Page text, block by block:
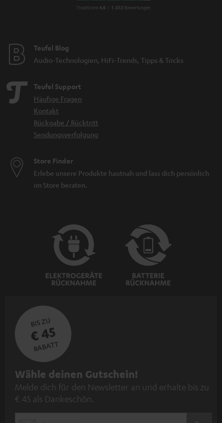
Teufel Blog
Audio-Technologien, HiFi-Trends, Tipps & Tricks
Teufel Support
Häufige Fragen
Kontakt
Rückgabe / Rücktritt
Sendungsverfolgung
Store Finder
Erlebe unsere Produkte hautnah und lass dich persönlich
im Store beraten.
BIS ZU
€ 45
RABATT
N
e
w
Wähle deinen Gutschein!
Melde dich für den Newsletter an und erhalte bis zu
€ 45 als Dankeschön.